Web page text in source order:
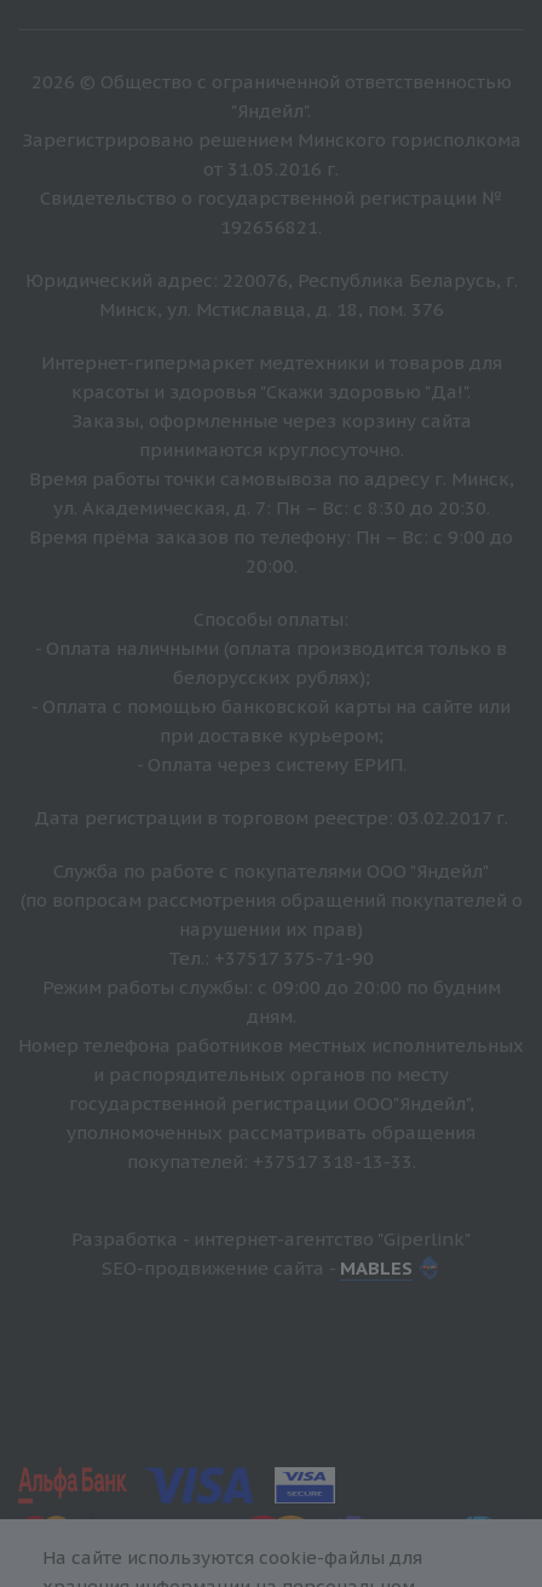
2026 © Общество с ограниченной ответственностью
"Яндейл".
Зарегистрировано решением Минского горисполкома
от 31.05.2016 г.
Свидетельство о государственной регистрации №
192656821.
Юридический адрес: 220076, Республика Беларусь, г.
Минск, ул. Мстиславца, д. 18, пом. 376
Интернет-гипермаркет медтехники и товаров для
красоты и здоровья "Скажи здоровью "Да!".
Заказы, оформленные через корзину сайта
принимаются круглосуточно.
Время работы точки самовывоза по адресу г. Минск,
ул. Академическая, д. 7: Пн – Вс: с 8:30 до 20:30.
Время прёма заказов по телефону: Пн – Вс: с 9:00 до
20:00.
Способы оплаты:
- Оплата наличными (оплата производится только в
белорусских рублях);
- Оплата с помощью банковской карты на сайте или
при доставке курьером;
- Оплата через систему ЕРИП.
Дата регистрации в торговом реестре: 03.02.2017 г.
Служба по работе с покупателями ООО "Яндейл"
(по вопросам рассмотрения обращений покупателей о
нарушении их прав)
Тел.: +37517 375-71-90
Режим работы службы: с 09:00 до 20:00 по будним
дням.
Номер телефона работников местных исполнительных
и распорядительных органов по месту
государственной регистрации ООО"Яндейл",
уполномоченных рассматривать обращения
покупателей: +37517 318-13-33.
Разработка - интернет-агентство "Giperlink"
SEO-продвижение сайта - MABLES
На сайте используются cookie-файлы для